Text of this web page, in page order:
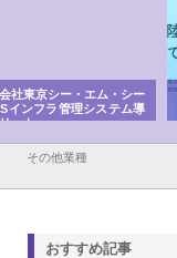
社東京シー・エム・シー
インフラ管理システム導
ット
その他業種
おすすめ記事